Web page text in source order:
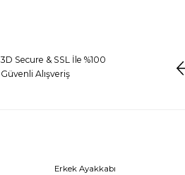
3D Secure & SSL İle %100
Güvenli Alışveriş
Erkek Ayakkabı